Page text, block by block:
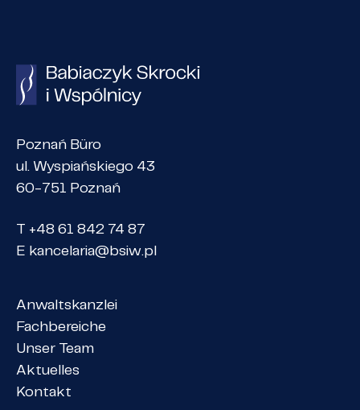
Poznań Büro
ul. Wyspiańskiego 43
60-751 Poznań
T +48 61 842 74 87
E kancelaria@bsiw.pl
Anwaltskanzlei
Fachbereiche
Unser Team
Aktuelles
Kontakt